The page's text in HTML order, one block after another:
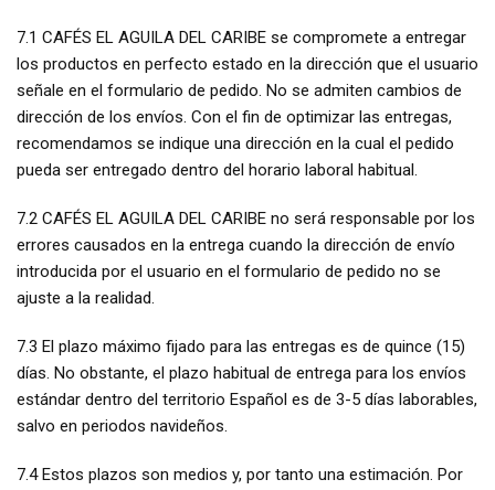
7.1 CAFÉS EL AGUILA DEL CARIBE se compromete a entregar
los productos en perfecto estado en la dirección que el usuario
señale en el formulario de pedido. No se admiten cambios de
dirección de los envíos. Con el fin de optimizar las entregas,
recomendamos se indique una dirección en la cual el pedido
pueda ser entregado dentro del horario laboral habitual.
7.2 CAFÉS EL AGUILA DEL CARIBE no será responsable por los
errores causados en la entrega cuando la dirección de envío
introducida por el usuario en el formulario de pedido no se
ajuste a la realidad.
7.3 El plazo máximo fijado para las entregas es de quince (15)
días. No obstante, el plazo habitual de entrega para los envíos
estándar dentro del territorio Español es de 3-5 días laborables,
salvo en periodos navideños.
7.4 Estos plazos son medios y, por tanto una estimación. Por